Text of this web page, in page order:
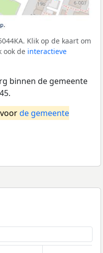
Klik op de kaart om
ook de interactieve
binnen de gemeente
de gemeente